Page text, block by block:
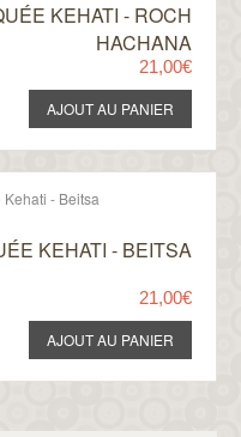
KEHATI - ROCH
HACHANA
21,00€
KEHATI - BEITSA
21,00€